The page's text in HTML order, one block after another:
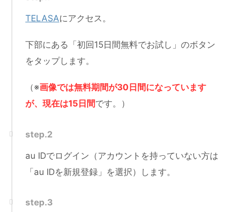
TELASAにアクセス。
下部にある「初回15日間無料でお試し」のボタン
をタップします。
（※画像では無料期間が30日間になっています
が、現在は15日間です。）
step.2
au IDでログイン（アカウントを持っていない方は
「au IDを新規登録」を選択）します。
step.3